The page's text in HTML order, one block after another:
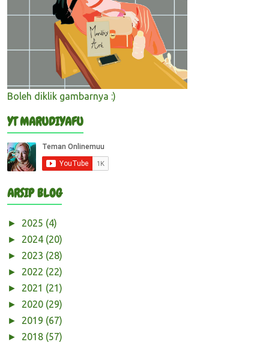
Boleh diklik gambarnya :)
YT MARUDIYAFU
ARSIP BLOG
► 2025 (4)
► 2024 (20)
► 2023 (28)
► 2022 (22)
► 2021 (21)
► 2020 (29)
► 2019 (67)
► 2018 (57)